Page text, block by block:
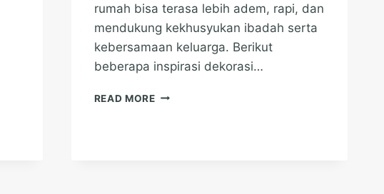
rumah bisa terasa lebih adem, rapi, dan
mendukung kekhusyukan ibadah serta
kebersamaan keluarga. Berikut
beberapa inspirasi dekorasi…
READ MOREINSPIRASI